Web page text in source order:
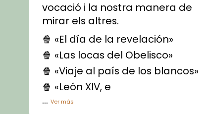
vocació i la nostra manera de
mirar els altres.
🍿 «El día de la revelación»
🍿 «Las locas del Obelisco»
🍿 «Viaje al país de los blancos»
🍿 «León XIV, e
...Ver más